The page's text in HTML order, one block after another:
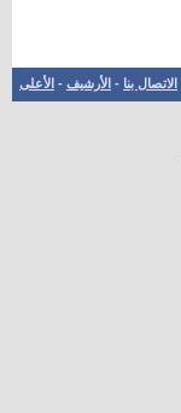
الاتصال بنا - الأرشيف - الأعلى